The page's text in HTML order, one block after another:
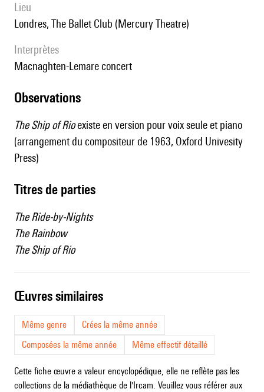
lieu
Londres, The Ballet Club (Mercury Theatre)
interprètes
Macnaghten-Lemare concert
observations
The Ship of Rioexiste en version pour voix seule et piano
(arrangement du compositeur de 1963, Oxford Univesity
Press)
Titres de parties
The Ride-by-Nights
The Rainbow
The Ship of Rio
œuvres similaires
Même genre
Crées la même année
Composées la même année
Même effectif détaillé
Cette fiche œuvre a valeur encyclopédique, elle ne reflète pas les
collections de la médiathèque de l'Ircam. Veuillez vous référer aux